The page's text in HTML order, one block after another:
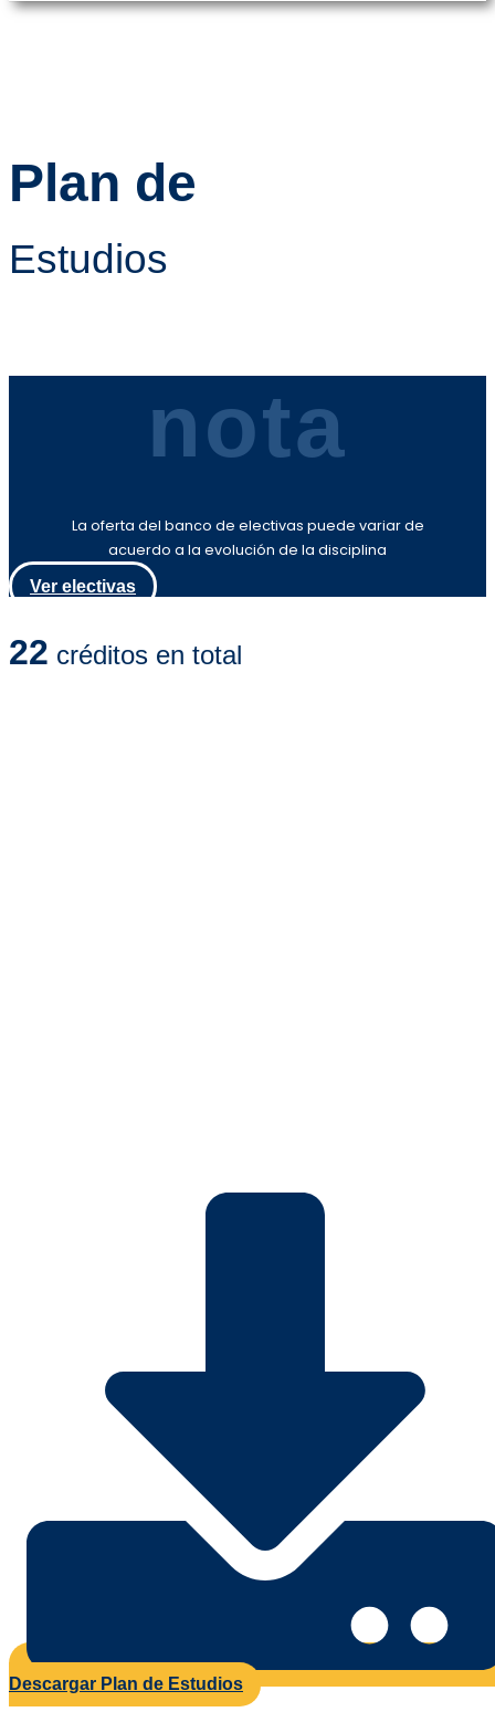
Plan de
Estudios
nota
La oferta del banco de electivas puede variar de
acuerdo a la evolución de la disciplina
Ver electivas
22 créditos en total
Descargar Plan de Estudios